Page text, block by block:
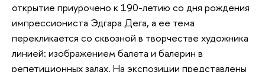
открытие приурочено к 190-летию со дня рождения
импрессиониста Эдгара Дега, а ее тема
перекликается со сквозной в творчестве художника
линией: изображением балета и балерин в
репетиционных залах. На экспозиции представлены